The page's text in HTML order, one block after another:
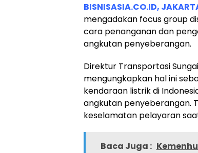
BISNISASIA.CO.ID,
mengadakan focus group
cara penanganan dan
angkutan penyeberangan.
Direktur Transportasi
mengungkapkan hal ini
kendaraan listrik di
angkutan penyeberangan.
keselamatan pelayaran
Baca Juga :